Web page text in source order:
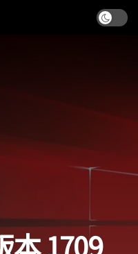
本 1709